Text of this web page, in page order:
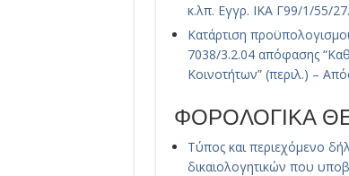
κ.λπ. Εγγρ. ΙΚΑ Γ99/1/55/
Κατάρτιση
7038/3.2.04 απόφασης
Κοινοτήτων” (περιλ.) –
ΦΟΡΟΛΟΓΙΚΑ
Τύπος και περιεχόμενο
δικαιολογητικών που